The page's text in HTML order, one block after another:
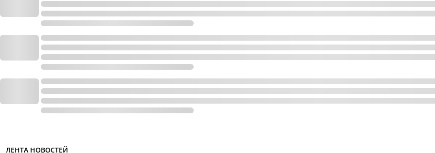
ЛЕНТА НОВОСТЕЙ